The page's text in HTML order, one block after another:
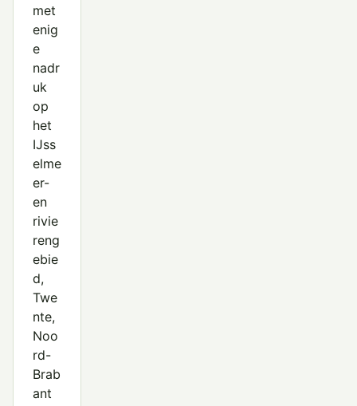
met
enig
e
nadr
uk
op
het
IJss
elme
er-
en
rivie
reng
ebie
d,
Twe
nte,
Noo
rd-
Brab
ant